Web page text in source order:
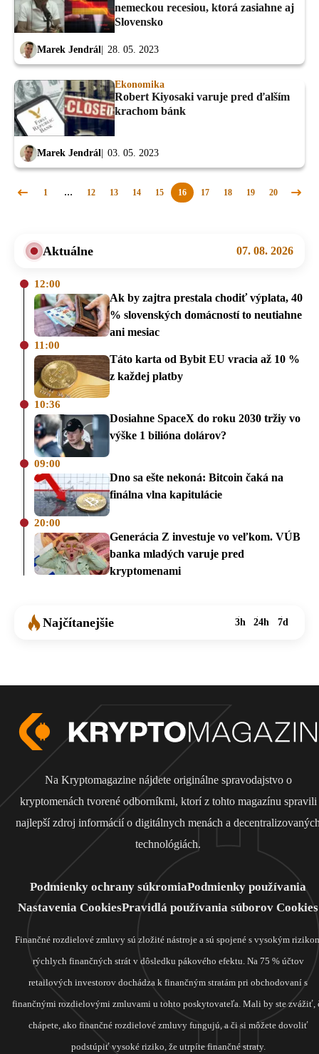
nemeckou recesiou, ktorá zasiahne aj
Slovensko
Marek Jendrál 28. 05. 2023
Ekonomika
Robert Kiyosaki varuje pred ďalším
krachom bánk
Marek Jendrál 03. 05. 2023
Predchádzajúca
1 … 12 13 14 15 16 17 18 19 20
Aktuálne 07. 08. 2026
12:00
Ak by zajtra prestala chodiť výplata, 40
% slovenských domácností to neutiahne
ani mesiac
11:00
Táto karta od Bybit EU vracia až 10 %
z každej platby
10:36
Dosiahne SpaceX do roku 2030 tržiy vo
výške 1 bilióna dolárov?
09:00
Dno sa ešte nekoná: Bitcoin čaká na
finálna vlna kapitulácie
20:00
Generácia Z investuje vo veľkom. VÚB
banka mladých varuje pred
kryptomenami
Najčítanejšie 3h 24h 7d
Na Kryptomagazine nájdete originálne spravodajstvo o
kryptomenách tvorené odborníkmi, ktorí z tohto magazínu spravili
najlepší zdroj informácií o digitálnych menách a
technológiách.
Podmienky ochrany súkromiaPodmienky používania
Nastavenia CookiesPravidlá používania súborov Cookies
Finančné rozdielové zmluvy sú zložité nástroje a sú spojené s vysokým
rýchlych finančných strát v dôsledku pákového efektu. Na 75 % účtov
retailových investorov dochádza k finančným stratám pri obchodovaní s
finančnými rozdielovými zmluvami u tohto poskytovateľa. Mali by ste zvážiť,
chápete, ako finančné rozdielové zmluvy fungujú, a či si môžete dovoliť
podstúpiť vysoké riziko, že utrpíte finančné straty.